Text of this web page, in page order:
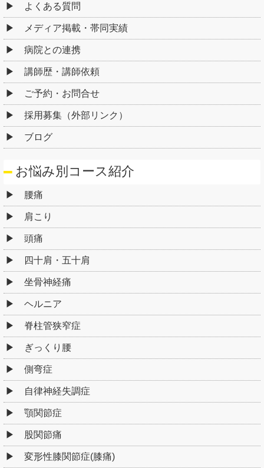
よくある質問
メディア掲載・帯同実績
病院との連携
講師歴・講師依頼
ご予約・お問合せ
採用募集（外部リンク）
ブログ
お悩み別コース紹介
腰痛
肩こり
頭痛
四十肩・五十肩
坐骨神経痛
ヘルニア
脊柱管狭窄症
ぎっくり腰
側弯症
自律神経失調症
顎関節症
股関節痛
変形性膝関節症(膝痛)